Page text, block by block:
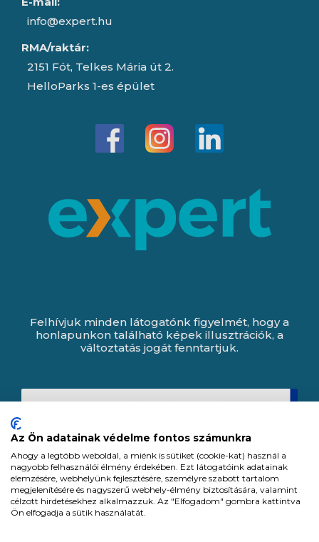
info@expert.hu
RMA/raktár:
2151 Fót, Telkes Mária út 2.
HelloParks 1-es épület
Felhívjuk minden látogatónk figyelmét, hogy a
honlapunkon található képek illusztrációk, a
változtatás jogát fenntartjuk.
Az Ön adatainak védelme fontos számunkra
Ahogy a legtöbb weboldal, a miénk is sütiket (cookie-kat) használ a
nagyobb felhasználói élmény érdekében. Ezt látogatóink adatainak
elemzésére, webhelyünk fejlesztésére, személyre szabott tartalom
megjelenítésére és nagyszerű webhely-élmény biztosítására, valamint
célzott hirdetésekhez alkalmazzuk. Az "Elfogadom" gombra kattintva
Ön elfogadja a sütik használatát.